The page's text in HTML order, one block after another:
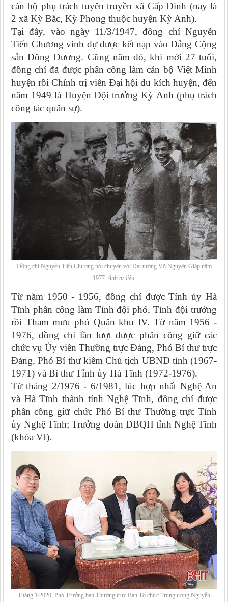
cán bộ phụ trách tuyên truyền xã Cấp Đình (nay là
2 xã Kỳ Bắc, Kỳ Phong thuộc huyện Kỳ Anh).
Tại đây, vào ngày 11/3/1947, đồng chí Nguyễn
Tiến Chương vinh dự được kết nạp vào Đảng Cộng
sản Đông Dương. Cũng năm đó, khi mới 27 tuổi,
đồng chí đã được phân công làm cán bộ Việt Minh
huyện rồi Chính trị viên Đại hội du kích huyện, đến
năm 1949 là Huyện Đội trưởng Kỳ Anh (phụ trách
công tác quân sự).
Đồng chí Nguyễn Tiến Chương nói chuyên với Đại tướng Võ Nguyên Giáp năm
1977. Ảnh tư liệu.
Từ năm 1950 - 1956, đồng chí được Tỉnh ủy Hà
Tĩnh phân công làm Tỉnh đội phó, Tỉnh đội trưởng
rồi Tham mưu phó Quân khu IV. Từ năm 1956 -
1976, đồng chí lần lượt được phân công giữ các
chức vụ Ủy viên Thường trực Đảng, Phó Bí thư trực
Đảng, Phó Bí thư kiêm Chủ tịch UBND tỉnh (1967-
1971) và Bí thư Tỉnh ủy Hà Tĩnh (1972-1976).
Từ tháng 2/1976 - 6/1981, lúc hợp nhất Nghệ An
và Hà Tĩnh thành tỉnh Nghệ Tĩnh, đồng chí được
phân công giữ chức Phó Bí thư Thường trực Tỉnh
ủy Nghệ Tĩnh; Trưởng đoàn ĐBQH tỉnh Nghệ Tĩnh
(khóa VI).
Tháng 1/2020, Phó Trưởng ban Thường trực Ban Tổ chức Trung ương Nguyễn